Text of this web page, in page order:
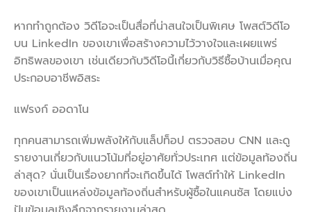
หากทำถูกต้อง วิดีโอจะเป็นสื่อที่น่าสนใจเป็นพิเศษ โพสต์วิดีโอ
บน LinkedIn ของเขาเพื่อสร้างความไว้วางใจและเผยแพร่
อิทธิพลของเขา เช่นเดียวกับวิดีโอนี้เกี่ยวกับวิธีซื้อบ้านเมื่อคุณ
ประกอบอาชีพอิสระ
แฟรงก์ ออดาโน
ทุกคนสามารถเพิ่มพลังให้กับแล็ปท็อป ตรวจสอบ CNN และดู
รายงานเกี่ยวกับแนวโน้มที่อยู่อาศัยทั่วประเทศ แต่ข้อมูลท้องถิ่น
ล่าสุด? นั่นเป็นเรื่องยากที่จะเกิดขึ้นได้ โพสต์ทำให้ LinkedIn
ของเขาเป็นแหล่งข้อมูลท้องถิ่นสำหรับผู้ซื้อในแคนซัส โดยแบ่ง